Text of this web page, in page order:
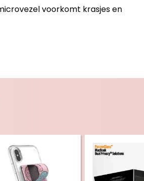
voorkomt krasjes en